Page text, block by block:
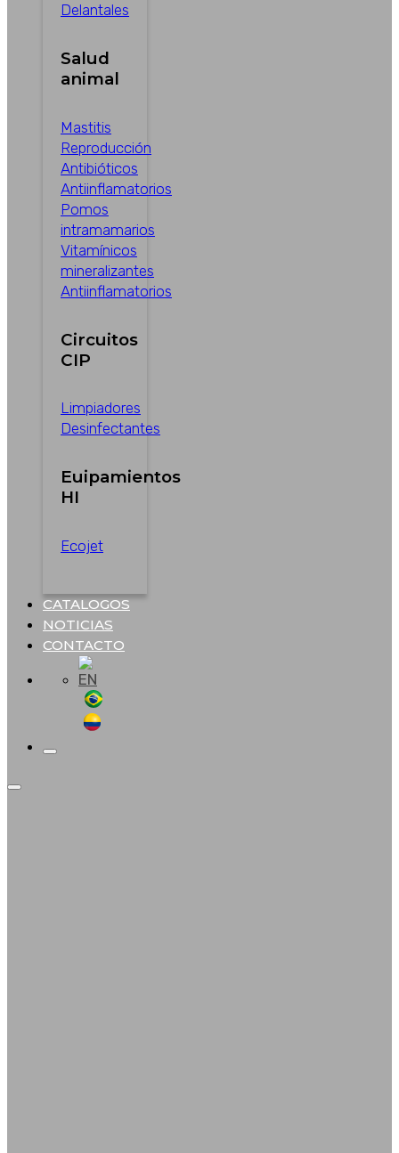
Delantales
Salud
animal
Mastitis
Reproducción
Antibióticos
Antiinflamatorios
Pomos
intramamarios
Vitamínicos
mineralizantes
Antiinflamatorios
Circuitos
CIP
Limpiadores
Desinfectantes
Euipamientos
HI
Ecojet
CATALOGOS
NOTICIAS
CONTACTO